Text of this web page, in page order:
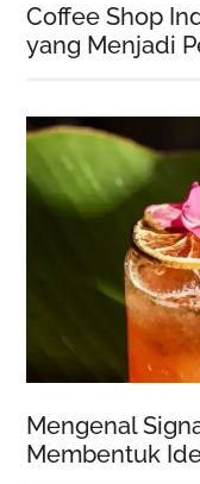
Coffee Shop
yang Menjadi
Mengenal
Membentuk